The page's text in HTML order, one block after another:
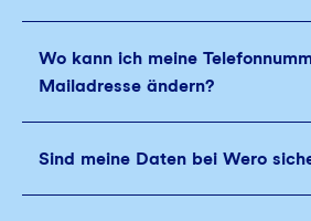
Wo kann ich meine
Mailadresse ändern?
Sind meine Daten bei Wero